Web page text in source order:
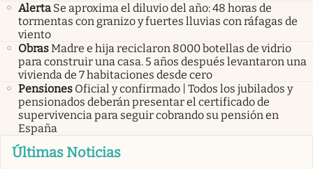
Alerta Se aproxima el diluvio del año: 48 horas de
tormentas con granizo y fuertes lluvias con ráfagas de
viento
ObrasMadre e hija reciclaron 8000 botellas de vidrio
para construir una casa. 5 años después levantaron una
vivienda de 7 habitaciones desde cero
Pensiones Oficial y confirmado | Todos los jubilados y
pensionados deberán presentar el certificado de
supervivencia para seguir cobrando su pensión en
España
Últimas Noticias